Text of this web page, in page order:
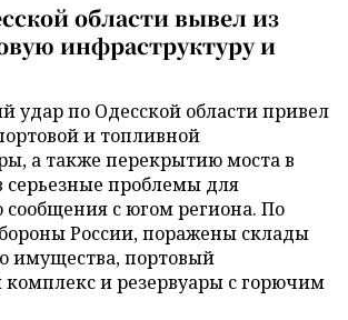
области вывел из
инфраструктуру и
удар по Одесской области привел
и топливной
а также перекрытию моста в
серьезные проблемы для
сообщения с югом региона. По
России, поражены склады
имущества, портовый
и резервуары с горючим